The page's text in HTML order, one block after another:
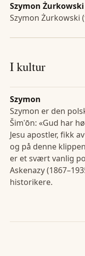
Szymon Żurkowski
Szymon Żurkowski
I kultur
Szymon
Szymon er den
Šimʿōn: «Gud har
Jesu apostler, fikk
og på denne
er et svært vanlig
Askenazy
historikere.